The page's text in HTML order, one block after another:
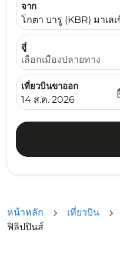
จาก
โกตา บารู (KBR) มาเลเ
สู่
เลือกเมืองปลายทาง
เที่ยวบินขาออก
fc-booking-
14 ส.ค. 2026
หน้าหลัก เที่ยวบิน
ฟิลิปปินส์